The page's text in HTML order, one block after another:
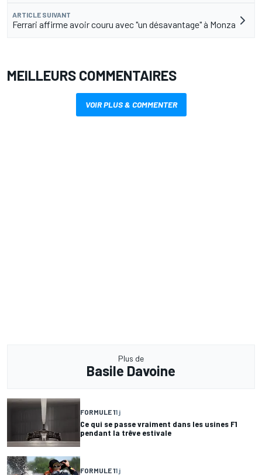
ARTICLE SUIVANT
Ferrari affirme avoir couru avec "un désavantage" à Monza
MEILLEURS COMMENTAIRES
VOIR PLUS & COMMENTER
Plus de
Basile Davoine
FORMULE 11 j
Ce qui se passe vraiment dans les usines F1
pendant la trêve estivale
FORMULE 11 j